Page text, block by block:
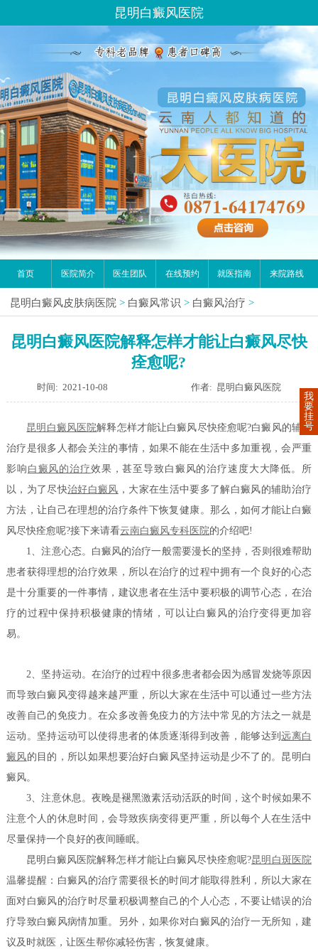
昆明白癜风医院
首页 医院简介 医生团队 在线预约 就医指南 来院路线
昆明白癜风皮肤病医院 > 白癜风常识 > 白癜风治疗 >
昆明白癜风医院解释怎样才能让白癜风尽快
痊愈呢?
时间: 2021-10-08 作者: 昆明白癜风医院
昆明白癜风医院解释怎样才能让白癜风尽快痊愈呢?白癜风的辅助
治疗是很多人都会关注的事情，如果不能在生活中多加重视，会严重
影响 白癜风的治疗效果，甚至导致白癜风的治疗速度大大降低。所
以，为了尽快治好白癜风 ，大家在生活中要多了解白癜风的辅助治疗
方法，让自己在理想的治疗条件下恢复健康。那么，如何才能让白癜
风尽快痊愈呢?接下来请看云南白癜风专科医院的介绍吧!
1、注意心态。白癜风的治疗一般需要漫长的坚持，否则很难帮助
患者获得理想的治疗效果，所以在治疗的过程中拥有一个良好的心态
是十分重要的一件事情，建议患者在生活中要积极的调节心态，在治
疗的过程中保持积极健康的情绪，可以让白癜风的治疗变得更加容
易。
2、坚持运动。在治疗的过程中很多患者都会因为感冒发烧等原因
而导致白癜风变得越来越严重，所以大家在生活中可以通过一些方法
改善自己的免疫力。在众多改善免疫力的方法中常见的方法之一就是
运动。坚持运动可以使得患者的体质逐渐得到改善，能够达到远离白
癜风的目的，所以如果想要治好白癜风坚持运动是少不了的。昆明白
癜风。
3、注意休息。夜晚是褪黑激素活动活跃的时间，这个时候如果不
注意个人的休息时间，会导致疾病变得更严重，所以每个人在生活中
尽量保持一个良好的夜间睡眠。
昆明白癜风医院解释怎样才能让白癜风尽快痊愈呢?昆明白斑医院
温馨提醒：白癜风的治疗需要很长的时间才能取得胜利，所以大家在
面对白癜风的治疗时尽量积极调整自己的个人心态，不要让错误的治
疗导致白癜风病情加重。另外，如果你对白癜风的治疗一无所知，建
议及时就医，让医生帮你减轻伤害，恢复健康。
我
要
挂
号